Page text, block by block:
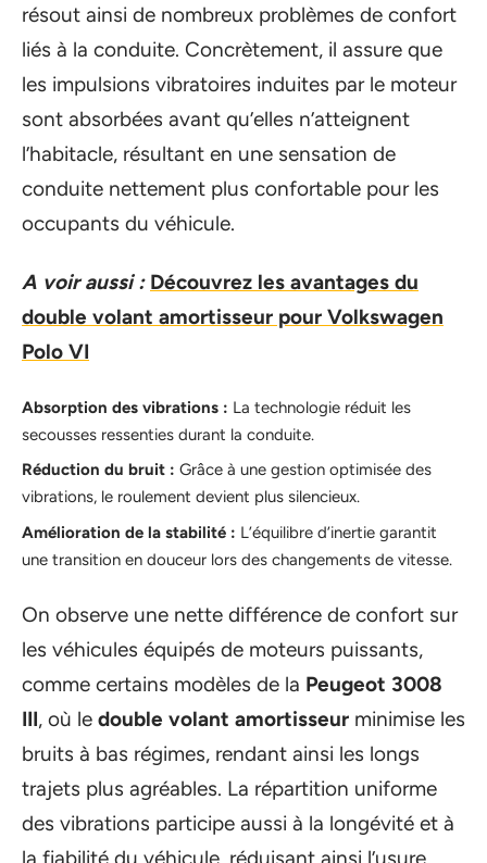
résout ainsi de nombreux problèmes de confort
liés à la conduite. Concrètement, il assure que
les impulsions vibratoires induites par le moteur
sont absorbées avant qu’elles n’atteignent
l’habitacle, résultant en une sensation de
conduite nettement plus confortable pour les
occupants du véhicule.
A voir aussi : Découvrez les avantages du
double volant amortisseur pour Volkswagen
Polo VI
Absorption des vibrations : La technologie réduit les
secousses ressenties durant la conduite.
Réduction du bruit : Grâce à une gestion optimisée des
vibrations, le roulement devient plus silencieux.
Amélioration de la stabilité : L’équilibre d’inertie garantit
une transition en douceur lors des changements de vitesse.
On observe une nette différence de confort sur
les véhicules équipés de moteurs puissants,
comme certains modèles de la Peugeot 3008
III, où le double volant amortisseur minimise les
bruits à bas régimes, rendant ainsi les longs
trajets plus agréables. La répartition uniforme
des vibrations participe aussi à la longévité et à